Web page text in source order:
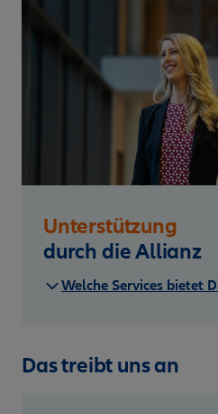
Unterstützung
durch die Allianz
Welche Services bietet
Das treibt uns an